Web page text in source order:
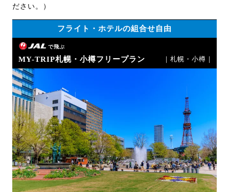
ださい。）
フライト・ホテルの組合せ自由
で飛ぶ
MY-TRIP札幌・小樽フリープラン ｜札幌・小樽｜